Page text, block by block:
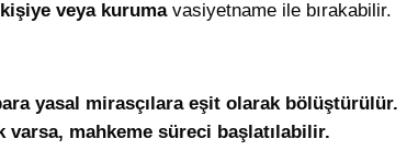
veya kurumavasiyetname ile bırakabilir.
yasal mirasçılara eşit olarak bölüştürülür.
varsa, mahkeme süreci başlatılabilir.